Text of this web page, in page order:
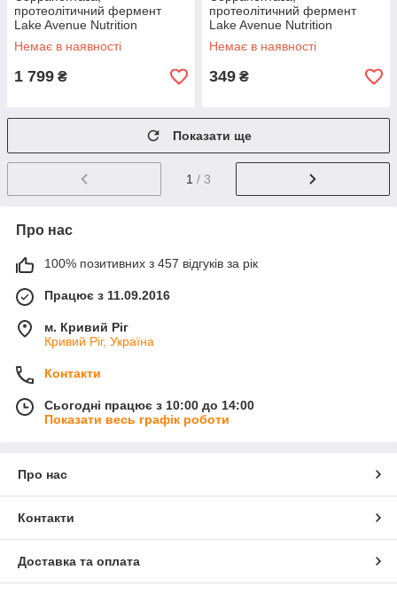
протеолітичний фермент
Lake Avenue Nutrition
Serrapeptase 120,000 SPUs
180 капс.
Немає в наявності
1 799 ₴
протеолітичний фермент
Lake Avenue Nutrition
Serrapeptase 120,000 SPUs
30 капс.
Немає в наявності
349 ₴
Показати ще
1 / 3
Про нас
100% позитивних з 457 відгуків за рік
Працює з 11.09.2016
м. Кривий Ріг
Кривий Ріг, Україна
Контакти
Сьогодні працює з 10:00 до 14:00
Показати весь графік роботи
Про нас
Контакти
Доставка та оплата